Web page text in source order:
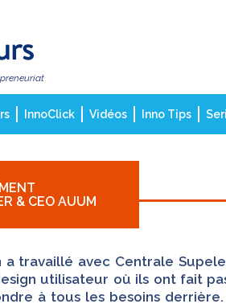
InnoClick Vidéos Inno Tips
& CEO AUUM
a travaillé avec Centrale
utilisateur où ils ont fait
à tous les besoins